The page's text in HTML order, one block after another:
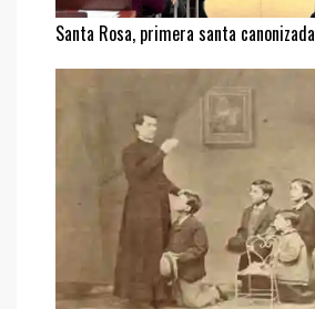
Santa Rosa, primera santa canonizada